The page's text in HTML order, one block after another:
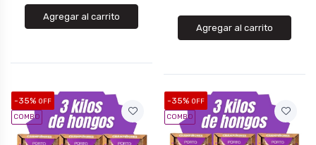
Agregar al carrito
Agregar al carrito
-35% OFF
COMBO
-35% OFF
COMBO